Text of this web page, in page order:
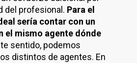
del profesional. Para el
sería contar con un
el mismo agente dónde
sentido, podemos
distintos de agentes. En